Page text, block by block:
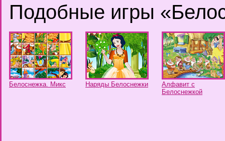
Подобные игры
Белоснежка. Микс Наряды Белоснежки
Алфавит с
Белоснежкой